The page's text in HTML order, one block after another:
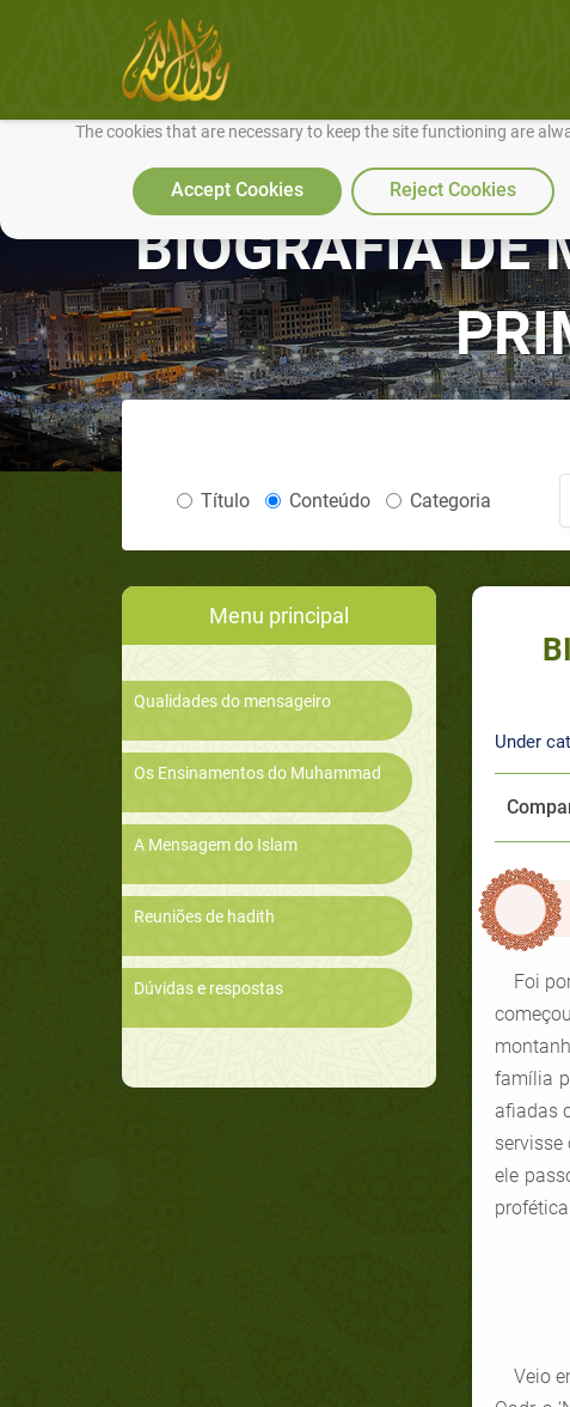
We use cookies to make our site work well for you and so we can
The cookies that are necessary to keep the site functioning are
Accept Cookies Reject Cookies
BIOGRAFIA DE
Título Conteúdo Categoria
Menu principal
Qualidades do mensageiro
Os Ensinamentos do Muhammad
A Mensagem do Islam
Reuniões de hadith
Dúvidas e respostas
Under
Foi
família
afiadas
servisse
ele
Veio